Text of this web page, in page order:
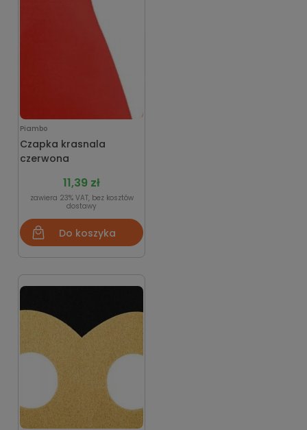
Piambo
Czapka krasnala
czerwona
11,39 zł
zawiera 23% VAT, bez kosztów
dostawy
Do koszyka